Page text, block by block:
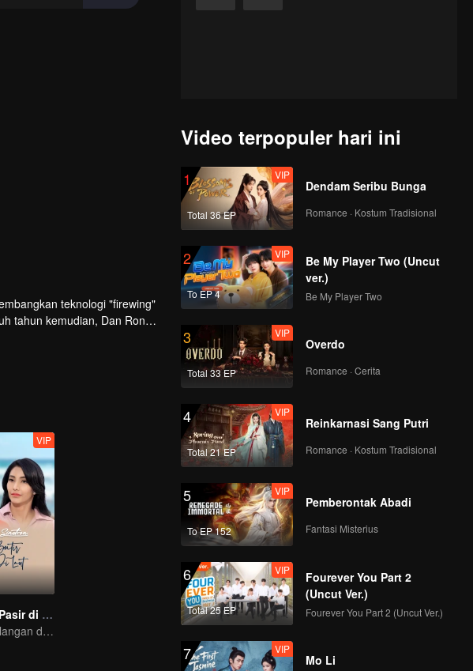
teknologi "firewing"
tahun kemudian, Dan Ron
VIP
Butir-Butir Pasir di Laut
Kisah Petualangan dan Pertumbuhan di Laut
Video terpopuler hari ini
1
Total 36 EP
VIP
Dendam Seribu Bunga
Romance · Kostum Tradisional
2
To EP 4
VIP
Be My Player Two (Uncut
ver.)
Be My Player Two
3
Total 33 EP
VIP
Overdo
Romance · Cerita
4
Total 21 EP
VIP
Reinkarnasi Sang Putri
Romance · Kostum Tradisional
5
To EP 152
VIP
Pemberontak Abadi
Fantasi Misterius
6
Total 25 EP
VIP
Fourever You Part 2
(Uncut Ver.)
Fourever You Part 2 (Uncut Ver.)
7 VIP
Mo Li